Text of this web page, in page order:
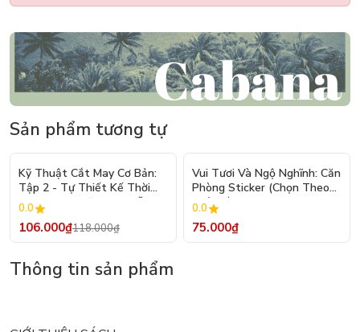
Sản phẩm tương tự
- 10%
Kỹ Thuật Cắt May Cơ Bản:
Tập 2 - Tự Thiết Kế Thời
Trang Nam Nữ - Tạo Mẫu
Rập - Kỹ Thuật Nhảy Size
0.0
106.000₫118.000₫
Vui Tươi Và Ngộ Nghĩnh: Căn
Phòng Sticker (Chọn Theo
Chủ Đề) - Hơn 250 Sticker
0.0
75.000₫
Thông tin sản phẩm